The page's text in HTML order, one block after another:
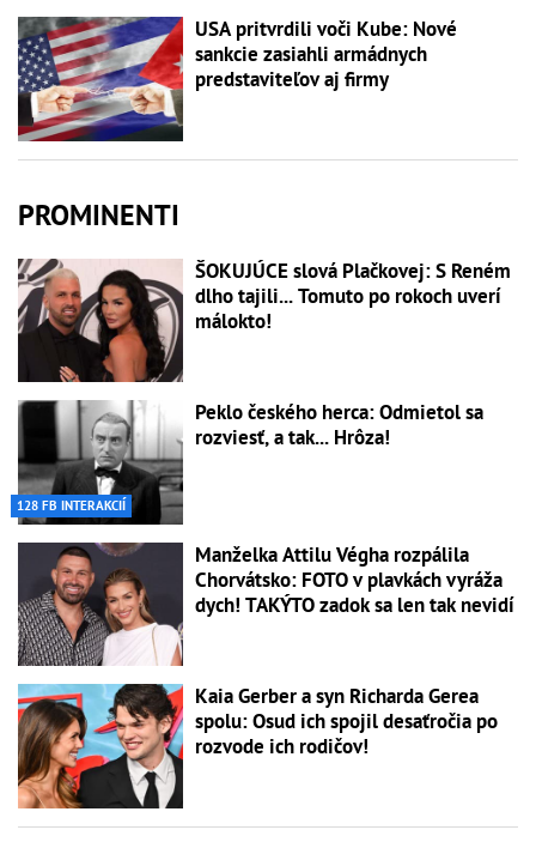
USA pritvrdili voči Kube: Nové
sankcie zasiahli armádnych
predstaviteľov aj firmy
PROMINENTI
ŠOKUJÚCE slová Plačkovej: S Reném
dlho tajili... Tomuto po rokoch uverí
málokto!
128 FB INTERAKCIÍ
Peklo českého herca: Odmietol sa
rozviesť, a tak... Hrôza!
Manželka Attilu Végha rozpálila
Chorvátsko: FOTO v plavkách vyráža
dych! TAKÝTO zadok sa len tak nevidí
Kaia Gerber a syn Richarda Gerea
spolu: Osud ich spojil desaťročia po
rozvode ich rodičov!